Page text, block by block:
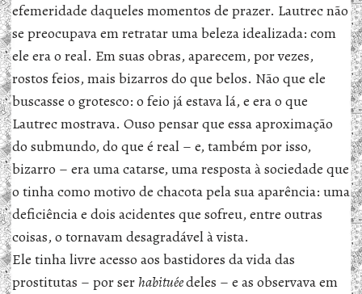
efemeridade daqueles momentos de prazer. Lautrec não
se preocupava em retratar uma beleza idealizada: com
ele era o real. Em suas obras, aparecem, por vezes,
rostos feios, mais bizarros do que belos. Não que ele
buscasse o grotesco: o feio já estava lá, e era o que
Lautrec mostrava. Ouso pensar que essa aproximação
do submundo, do que é real – e, também por isso,
bizarro – era uma catarse, uma resposta à sociedade que
o tinha como motivo de chacota pela sua aparência: uma
deficiência e dois acidentes que sofreu, entre outras
coisas, o tornavam desagradável à vista.
Ele tinha livre acesso aos bastidores da vida das
prostitutas – por ser habituéedeles – e as observava em